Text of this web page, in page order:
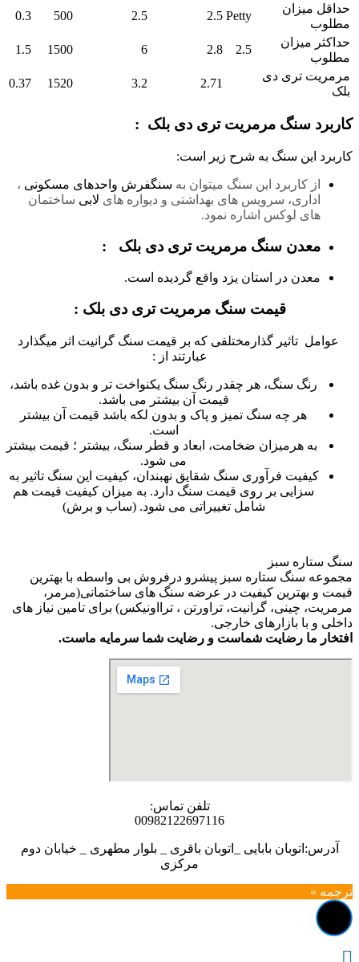
حداقل میزان
مطلوب
Petty
2.5
2.5
500
0.3
حداکثر میزان
مطلوب
2.5
2.8
6
1500
1.5
مرمریت تری دی
بلک
2.71
3.2
1520
0.37
کاربرد سنگ مرمریت تری دی بلک :
کاربرد این سنگ به شرح زیر است:
از کاربرد این سنگ میتوان به سنگفرش واحدهای مسکونی ،
اداری، سرویس های بهداشتی و دیواره های لابی ساختمان
های لوکس اشاره نمود.
معدن سنگ مرمریت تری دی بلک :
معدن در استان یزد واقع گردیده است.
قیمت سنگ مرمریت تری دی بلک :
عوامل تاثیر گذارمختلفی که بر قیمت سنگ گرانیت اثر میگذارد
عبارتند از :
رنگ سنگ، هر چقدر رنگ سنگ یکنواخت تر و بدون غده باشد،
قیمت آن بیشتر می باشد.
هر چه سنگ تمیز و پاک و بدون لکه باشد قیمت آن بیشتر
است.
به هرمیزان ضخامت، ابعاد و قطر سنگ، بیشتر ؛ قیمت بیشتر
می شود.
کیفیت فرآوری سنگ شقایق نهبندان، کیفیت این سنگ تاثیر به
سزایی بر روی قیمت سنگ دارد. به میزان کیفیت قیمت هم
شامل تغییراتی می شود. (ساب و برش)
سنگ ستاره سبز
مجموعه سنگ ستاره سبز پیشرو درفروش بی واسطه با بهترین
قیمت و بهترین کیفیت در عرضه سنگ های ساختمانی(مرمر،
مرمریت، چینی، گرانیت، تراورتن ، ترااونیکس) برای تامین نیاز های
داخلی و با بازارهای خارجی.
افتخار ما رضایت شماست و رضایت شما سرمایه ماست.
تلفن تماس:
00982122697116
آدرس:اتوبان بابایی _اتوبان باقری _ بلوار مطهری _ خیابان دوم
مرکزی
ترجمه »